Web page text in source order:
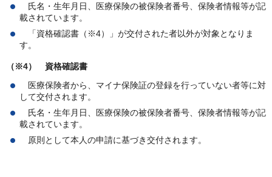
氏名・生年月日、医療保険の被保険者番号、保険者情報等が記
載されています。
「資格確認書（※4）」が交付された者以外が対象となりま
す。
（※4）
資格確認書
医療保険者から、マイナ保険証の登録を行っていない者等に対
して交付されます。
氏名・生年月日、医療保険の被保険者番号、保険者情報等が記
載されています。
原則として本人の申請に基づき交付されます。